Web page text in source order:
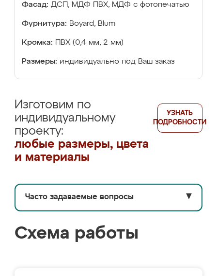
Фасад: ДСП, МДФ ПВХ, МДФ с фотопечатью
Фурнитура: Boyard, Blum
Кромка: ПВХ (0,4 мм, 2 мм)
Размеры: индивидуально под Ваш заказ
Изготовим по
индивидуальному
проекту:
любые размеры, цвета
и материалы
УЗНАТЬ
ПОДРОБНОСТИ
Часто задаваемые вопросы ▼
Схема работы